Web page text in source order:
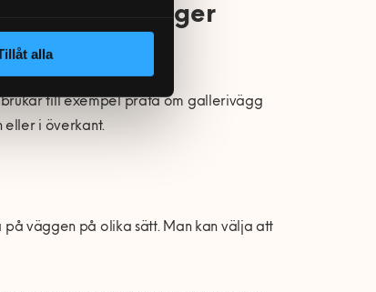
alla
när man hänger
till exempel prata om gallerivägg
eller i överkant.
väggen på olika sätt. Man kan välja att